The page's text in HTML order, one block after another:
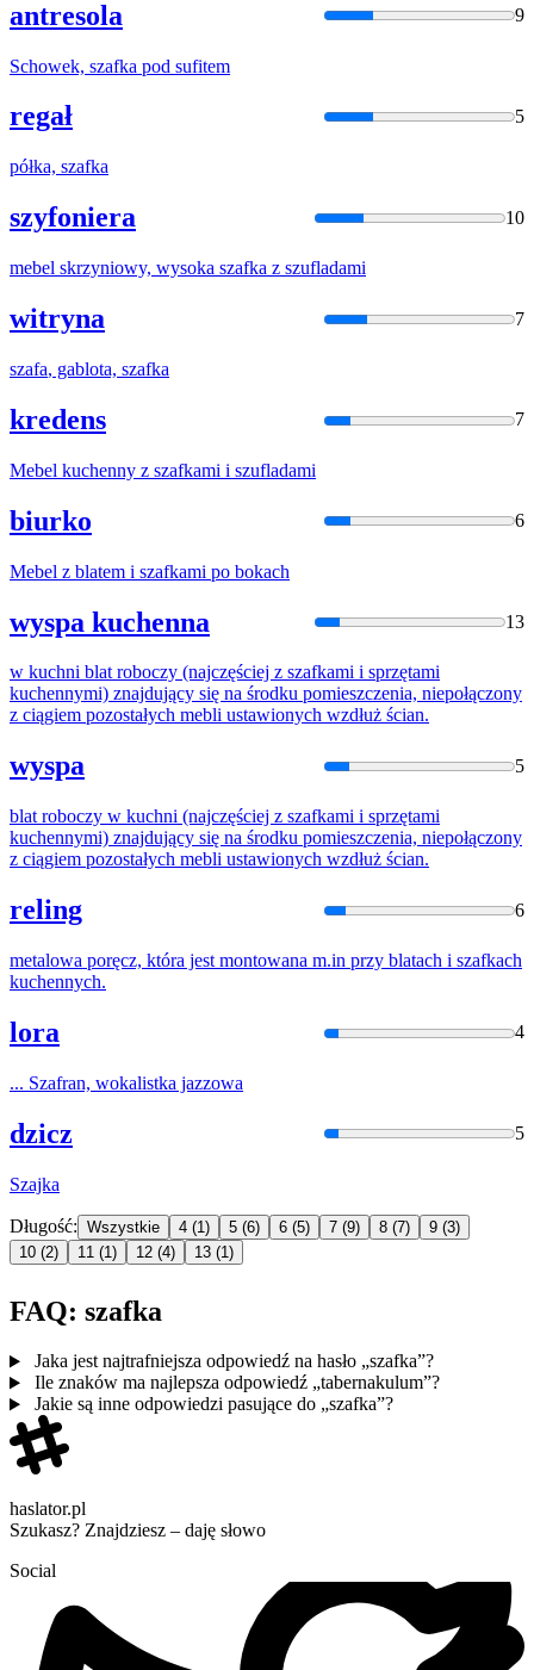
antresola 9
Schowek, szafka pod sufitem
regał 5
półka, szafka
szyfoniera 10
mebel skrzyniowy, wysoka szafka z szufladami
witryna 7
szafa, gablota, szafka
kredens 7
Mebel kuchenny z szafkami i szufladami
biurko 6
Mebel z blatem i szafkami po bokach
wyspa kuchenna 13
w kuchni blat roboczy (najczęściej z szafkami i sprzętami
kuchennymi) znajdujący się na środku pomieszczenia, niepołączony
z ciągiem pozostałych mebli ustawionych wzdłuż ścian.
wyspa 5
blat roboczy w kuchni (najczęściej z szafkami i sprzętami
kuchennymi) znajdujący się na środku pomieszczenia, niepołączony
z ciągiem pozostałych mebli ustawionych wzdłuż ścian.
reling 6
metalowa poręcz, która jest montowana m.in przy blatach i szafkach
kuchennych.
lora 4
... Szafran, wokalistka jazzowa
dzicz 5
Szajka
Długość: Wszystkie 4 (1) 5 (6) 6 (5) 7 (9) 8 (7) 9 (3)
10 (2) 11 (1) 12 (4) 13 (1)
FAQ: szafka
Jaka jest najtrafniejsza odpowiedź na hasło „szafka”?
Ile znaków ma najlepsza odpowiedź „tabernakulum”?
Jakie są inne odpowiedzi pasujące do „szafka”?
haslator.pl
Szukasz? Znajdziesz – daję słowo
Social